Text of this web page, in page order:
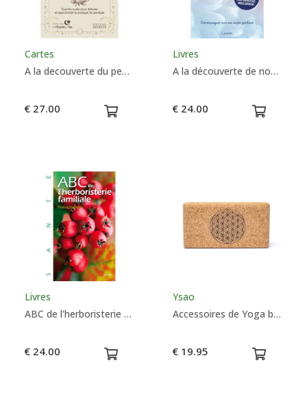
Cartes
A la decouverte du pendule - Isabelle Cerf
€ 27.00
Livres
A la découverte de nos anges - Chantal Mehiel
€ 24.00
Livres
ABC de l'herboristerie familiale - Tierry Folliard
€ 24.00
Ysao
Accessoires de Yoga bloc liège fleur de vie Mandala
€ 19.95